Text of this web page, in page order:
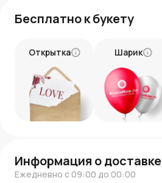
Бесплатно к букету
Открытка Шарик
Информация о доставке
Ежедневно с 09:00 до 00:00